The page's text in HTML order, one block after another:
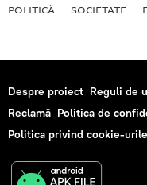
POLITICĂ SOCIETATE
Despre proiect Reguli de
Reclamă Politica de
Politica privind cookie-urile